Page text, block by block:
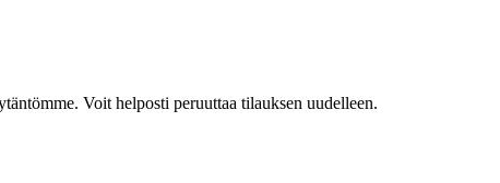
Voit helposti peruuttaa tilauksen uudelleen.